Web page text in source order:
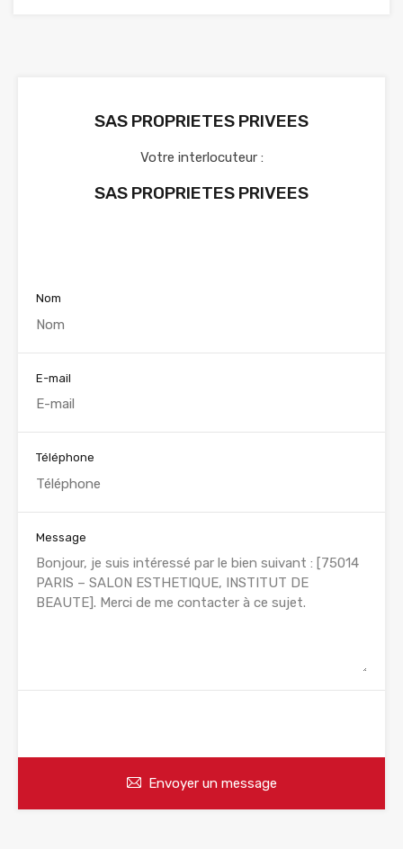
SAS PROPRIETES PRIVEES
Votre interlocuteur :
SAS PROPRIETES PRIVEES
Nom
E-mail
Téléphone
Message
Envoyer un message